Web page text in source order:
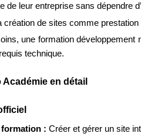
de leur entreprise sans dépendre
création de sites comme prestation
une formation développement
technique.
en détail
formation : Créer et gérer un site